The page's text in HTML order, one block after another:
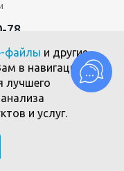
78
cookie
файлы и другие
в навигации,
лучшего
и услуг.